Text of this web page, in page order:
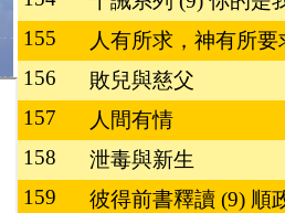
155
人有所求，神有所
156
敗兒與慈父
157
人間有情
158
泄毒與新生
159
彼得前書釋讀 (9) 順